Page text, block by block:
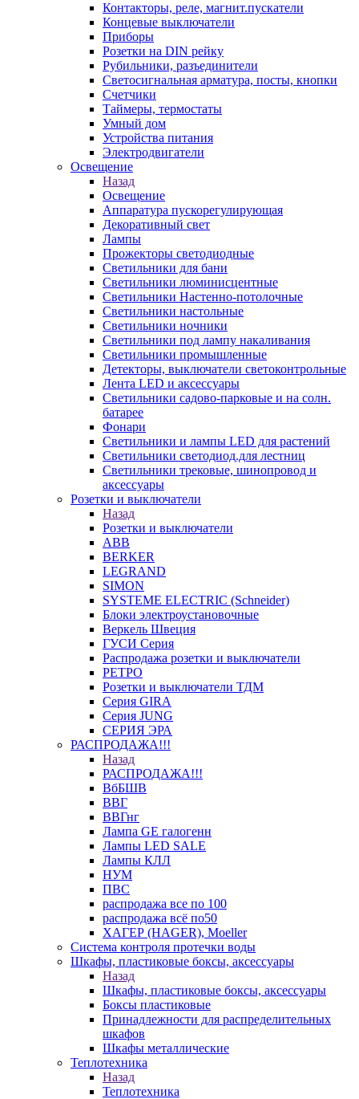
Контакторы, реле, магнит.пускатели
Концевые выключатели
Приборы
Розетки на DIN рейку
Рубильники, разъединители
Светосигнальная арматура, посты, кнопки
Счетчики
Таймеры, термостаты
Умный дом
Устройства питания
Электродвигатели
Освещение
Назад
Освещение
Аппаратура пускорегулирующая
Декоративный свет
Лампы
Прожекторы светодиодные
Светильники для бани
Светильники люминисцентные
Светильники Настенно-потолочные
Светильники настольные
Светильники ночники
Светильники под лампу накаливания
Светильники промышленные
Детекторы, выключатели светоконтрольные
Лента LED и аксессуары
Светильники садово-парковые и на солн.
батарее
Фонари
Светильники и лампы LED для растений
Светильники светодиод.для лестниц
Светильники трековые, шинопровод и
аксессуары
Розетки и выключатели
Назад
Розетки и выключатели
ABB
BERKER
LEGRAND
SIMON
SYSTEME ELECTRIC (Schneider)
Блоки электроустановочные
Веркель Швеция
ГУСИ Серия
Распродажа розетки и выключатели
РЕТРО
Розетки и выключатели ТДМ
Серия GIRA
Серия JUNG
СЕРИЯ ЭРА
РАСПРОДАЖА!!!
Назад
РАСПРОДАЖА!!!
ВбБШВ
ВВГ
ВВГнг
Лампа GE галогенн
Лампы LED SALE
Лампы КЛЛ
НУМ
ПВС
распродажа все по 100
распродажа всё по50
ХАГЕР (HAGER), Moeller
Система контроля протечки воды
Шкафы, пластиковые боксы, аксессуары
Назад
Шкафы, пластиковые боксы, аксессуары
Боксы пластиковые
Принадлежности для распределительных
шкафов
Шкафы металлические
Теплотехника
Назад
Теплотехника